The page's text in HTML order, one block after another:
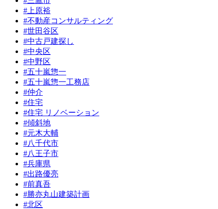
#上原裕
#不動産コンサルティング
#世田谷区
#中古戸建探し
#中央区
#中野区
#五十嵐惣一
#五十嵐惣一工務店
#仲介
#住宅
#住宅 リノベーション
#傾斜地
#元木大輔
#八千代市
#八王子市
#兵庫県
#出路優亮
#前真吾
#勝亦丸山建築計画
#北区